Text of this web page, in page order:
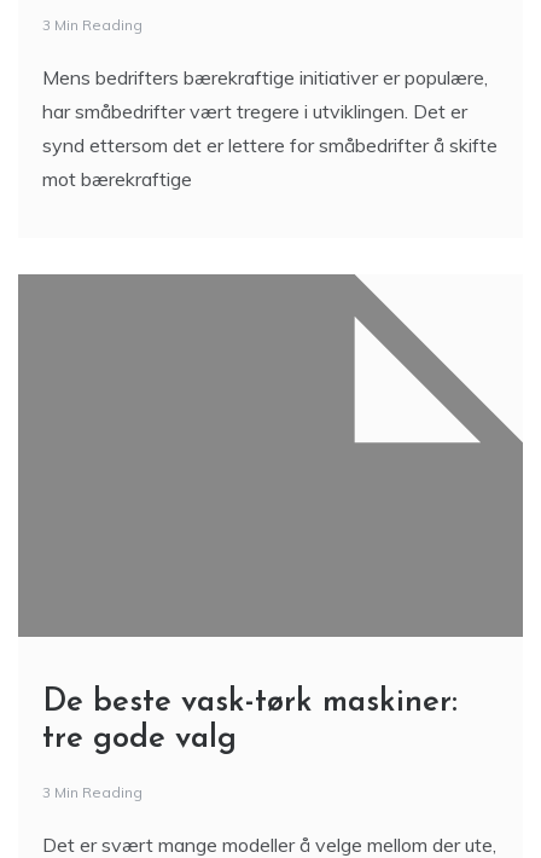
3 Min Reading
Mens bedrifters bærekraftige initiativer er populære,
har småbedrifter vært tregere i utviklingen. Det er
synd ettersom det er lettere for småbedrifter å skifte
mot bærekraftige
De beste vask-tørk maskiner:
tre gode valg
3 Min Reading
Det er svært mange modeller å velge mellom der ute,